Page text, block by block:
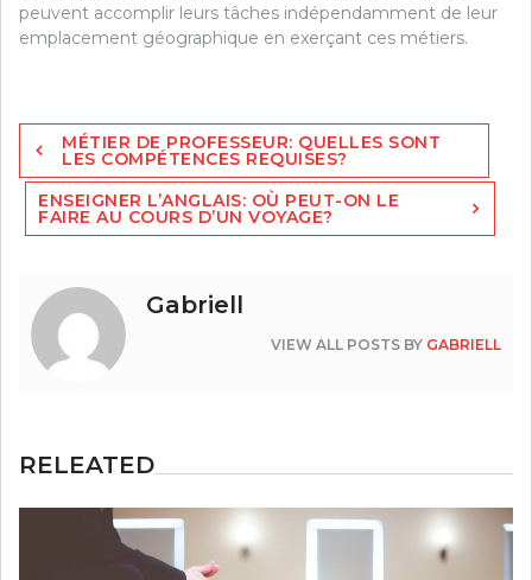
peuvent accomplir leurs tâches indépendamment de leur
emplacement géographique en exerçant ces métiers.
Navigation
de
l’article
MÉTIER DE PROFESSEUR: QUELLES SONT
LES COMPÉTENCES REQUISES?
ENSEIGNER L’ANGLAIS: OÙ PEUT-ON LE
FAIRE AU COURS D’UN VOYAGE?
Gabriell
VIEW ALL POSTS BY GABRIELL
RELEATED